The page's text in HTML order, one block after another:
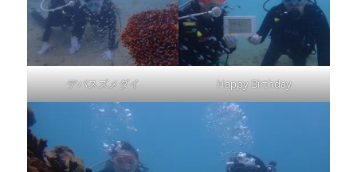
デバスズメダイ Happy Birthday